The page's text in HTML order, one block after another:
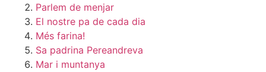
Parlem de menjar
El nostre pa de cada dia
Més farina!
Sa padrina Pereandreva
Mar i muntanya